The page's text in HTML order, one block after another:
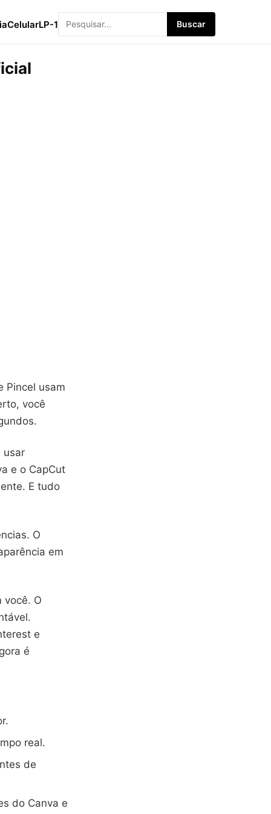
CelularLP-1 Buscar
Pincel usam
você
usar
e o CapCut
E tudo
O
em
você. O
e
é
real.
de
do Canva e